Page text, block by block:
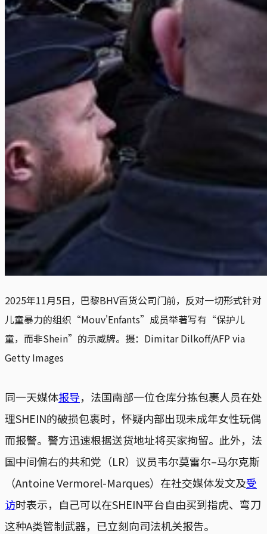
2025年11月5日，巴黎BHV百货公司门前，反对一切形式针对
儿童暴力的组织“Mouv'Enfants”成员举著写有“保护儿
童，而非Shein”的示威牌。摄：Dimitar Dilkoff/AFP via
Getty Images
同一天媒体报导，法国南部一位仓库分拣包裹人员在处
理SHEIN的破损包裹时，怀疑内部出现未成年女性玩偶
而报警。警方迅速根据送货地址将买家拘留。此外，法
国中间偏右的共和党（LR）议员韦尔莫雷尔–马尔克斯
（Antoine Vermorel-Marques）在社交媒体发文及受
访时表示，自己可以在SHEIN平台自由买到指虎、弯刀
这种A类管制武器，已立刻向司法机关报告。